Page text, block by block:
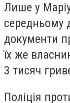
Лише у
середньому
документи
їх же
3 тисяч
Поліція